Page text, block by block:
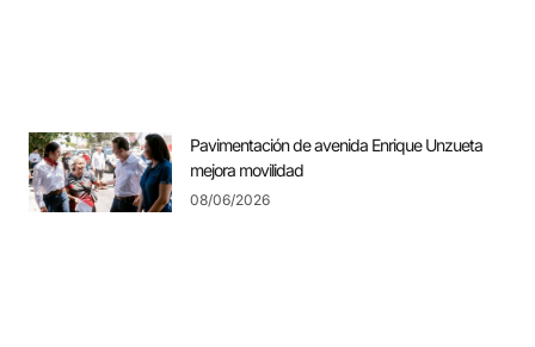
Pavimentación de avenida Enrique Unzueta
mejora movilidad
08/06/2026